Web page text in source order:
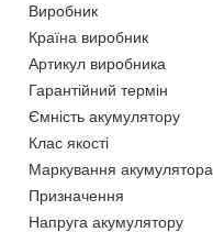
Виробник
Країна виробник
Артикул виробника
Гарантійний термін
Ємність акумулятору
Клас якості
Маркування акумулятора
Призначення
Напруга акумулятору